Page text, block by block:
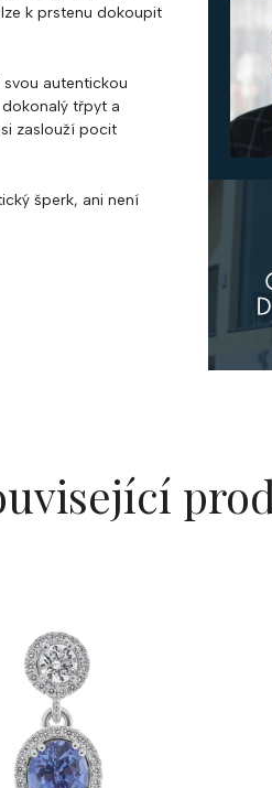
k prstenu dokoupit
autentickou
třpyt a
zaslouží pocit
šperk, ani není